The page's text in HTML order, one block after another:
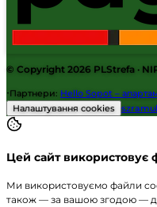
© Copyright 2026 PLStrefa ·
·Партнери: Hello Sopot –
Налаштування cookies
Цей сайт використовує
Ми використовуємо файли
також — за вашою згодою —